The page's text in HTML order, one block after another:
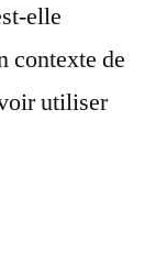
elle
contexte de
utiliser